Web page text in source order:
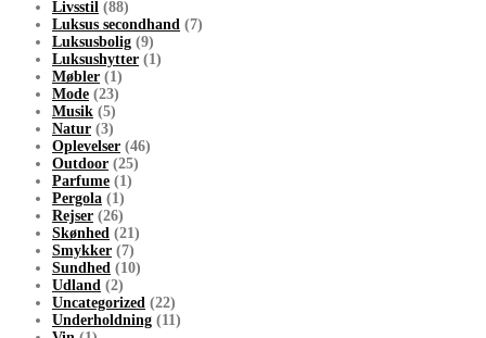
Livsstil (88)
Luksus secondhand (7)
Luksusbolig (9)
Luksushytter (1)
Møbler (1)
Mode (23)
Musik (5)
Natur (3)
Oplevelser (46)
Outdoor (25)
Parfume (1)
Pergola (1)
Rejser (26)
Skønhed (21)
Smykker (7)
Sundhed (10)
Udland (2)
Uncategorized (22)
Underholdning (11)